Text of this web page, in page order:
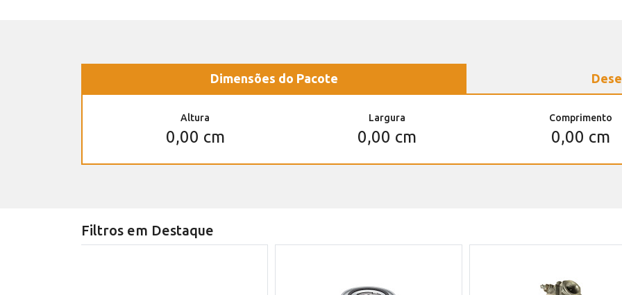
Dimensões do Pacote
Altura
0,00 cm
Largura
0,00 cm
Comprimento
0,00 cm
Filtros em Destaque